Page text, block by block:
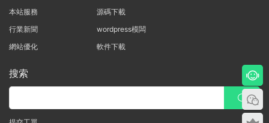
本站服務
行業新聞
網站優化
源碼下載
wordpress模闆
軟件下載
搜索